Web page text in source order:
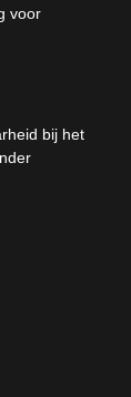
voor
bij het